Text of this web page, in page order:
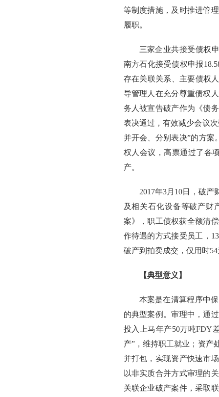
等制度措施，及时推进管
履职。
三家企业共接受债权
南方石化接受债权申报
存在关联关系、主要债权
导管理人在充分尊重债权
务人被宣告破产作为《债
表决通过，有效减少会议
并开会、分别表决”的方案
权人会议，高票通过了各
产。
2017年3月10日，破
及相关石化设备等破产财
案》，职工债权获全额清
作待遇的方式接受员工，
破产到拍卖成交，仅用时
【典型意义】
本案是在清算程序中
的典型案例。审理中，通
投入上马年产50万吨FDY
产”，维持职工就业；资产
并打包，实现资产快速市
以非实质合并方式审理的
关联企业破产案件，采取